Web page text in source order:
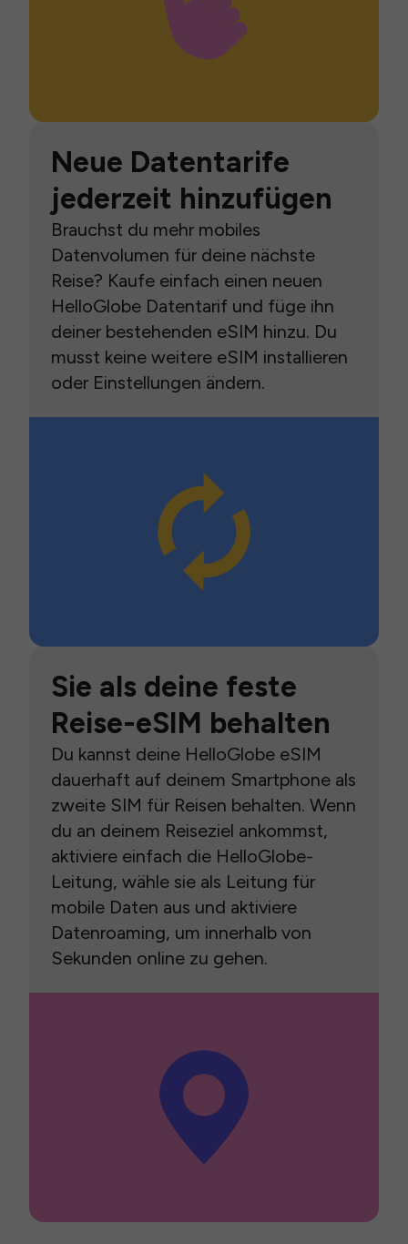
Neue Datentarife
jederzeit hinzufügen
Brauchst du mehr mobiles
Datenvolumen für deine nächste
Reise? Kaufe einfach einen neuen
HelloGlobe Datentarif und füge ihn
deiner bestehenden eSIM hinzu. Du
musst keine weitere eSIM installieren
oder Einstellungen ändern.
Sie als deine feste
Reise-eSIM behalten
Du kannst deine HelloGlobe eSIM
dauerhaft auf deinem Smartphone als
zweite SIM für Reisen behalten. Wenn
du an deinem Reiseziel ankommst,
aktiviere einfach die HelloGlobe-
Leitung, wähle sie als Leitung für
mobile Daten aus und aktiviere
Datenroaming, um innerhalb von
Sekunden online zu gehen.